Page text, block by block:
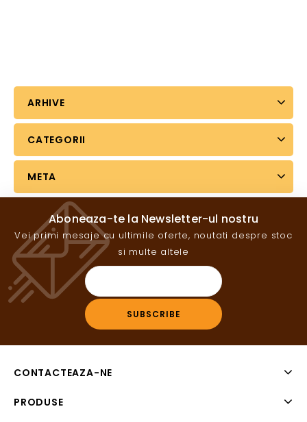
ARHIVE
CATEGORII
META
Aboneaza-te la Newsletter-ul nostru
Vei primi mesaje cu ultimile oferte, noutati despre stoc
si multe altele
CONTACTEAZA-NE
PRODUSE